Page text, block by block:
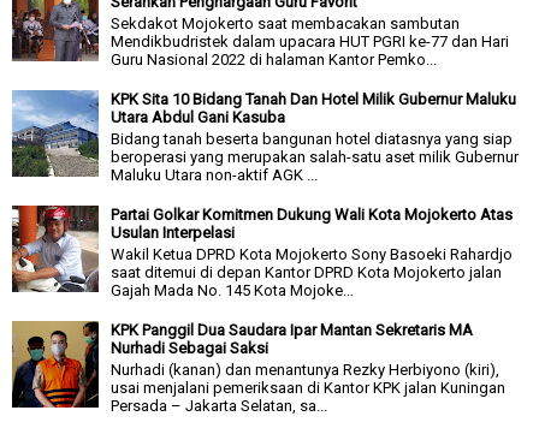
Sekdakot Mojokerto saat membacakan sambutan
Mendikbudristek dalam upacara HUT PGRI ke-77 dan Hari
Guru Nasional 2022 di halaman Kantor Pemko...
KPK Sita 10 Bidang Tanah Dan Hotel Milik Gubernur Maluku
Utara Abdul Gani Kasuba
Bidang tanah beserta bangunan hotel diatasnya yang siap
beroperasi yang merupakan salah-satu aset milik Gubernur
Maluku Utara non-aktif AGK ...
Partai Golkar Komitmen Dukung Wali Kota Mojokerto Atas
Usulan Interpelasi
Wakil Ketua DPRD Kota Mojokerto Sony Basoeki Rahardjo
saat ditemui di depan Kantor DPRD Kota Mojokerto jalan
Gajah Mada No. 145 Kota Mojoke...
KPK Panggil Dua Saudara Ipar Mantan Sekretaris MA
Nurhadi Sebagai Saksi
Nurhadi (kanan) dan menantunya Rezky Herbiyono (kiri),
usai menjalani pemeriksaan di Kantor KPK jalan Kuningan
Persada – Jakarta Selatan, sa...